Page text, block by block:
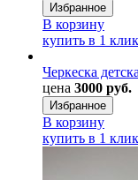
Избранное
В корзину
купить в 1 клик
Черкеска
цена 3000 руб.
Избранное
В корзину
купить в 1 клик